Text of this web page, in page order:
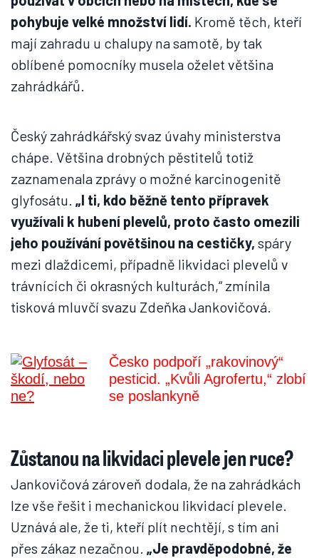
pohybuje velké množství lidí. Kromě těch, kteří
mají zahradu u chalupy na samotě, by tak
oblíbené pomocníky musela oželet většina
zahrádkářů.
Český zahrádkářský svaz úvahy ministerstva
chápe. Většina drobných pěstitelů totiž
zaznamenala zprávy o možné karcinogenitě
glyfosátu. „I ti, kdo běžně tento přípravek
využívali k hubení plevelů, proto často omezili
jeho používání povětšinou na cestičky, spáry
mezi dlaždicemi, případně likvidaci plevelů v
trávnících či okrasných kulturách,“ zmínila
tisková mluvčí svazu Zdeňka Jankovičová.
Česko podpoří „rakovinový“
pesticid. „Kvůli Agrofertu,“ zlobí
se poslankyně
Zůstanou na likvidaci plevele jen ruce?
Jankovičová zároveň dodala, že na zahrádkách
lze vše řešit i mechanickou likvidací plevele.
Uznává ale, že ti, kteří plít nechtějí, s tím ani
přes zákaz nezačnou. „Je pravděpodobné, že